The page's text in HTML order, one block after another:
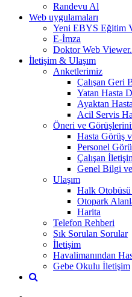
Randevu Al
Web uygulamaları
Yeni EBYS Eğitim
E-İmza
Doktor Web Viewer.
İletişim & Ulaşım
Anketlerimiz
Çalışan Geri
Yatan Hasta
Ayaktan
Acil Servis
Öneri ve
Hasta Görüş
Personel
Çalışan
Genel Bilgi
Ulaşım
Halk
Otopark
Harita
Telefon Rehberi
Sık Sorulan Sorular
İletişim
Havalimanından
Gebe Okulu İletişim